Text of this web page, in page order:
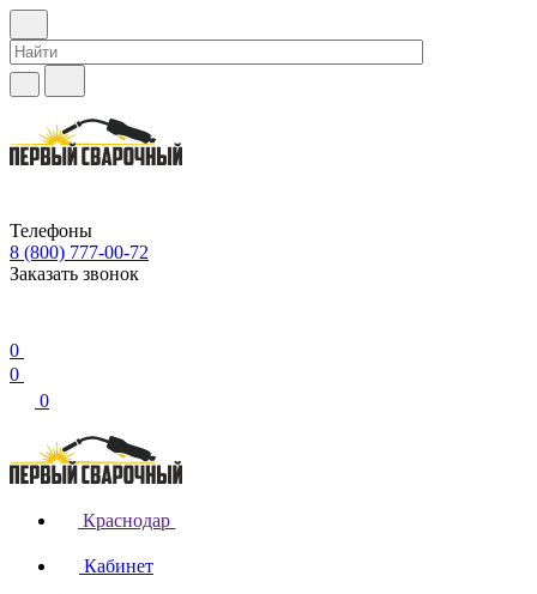
Телефоны
8 (800) 777-00-72
Заказать звонок
0
0
0
Краснодар
Кабинет